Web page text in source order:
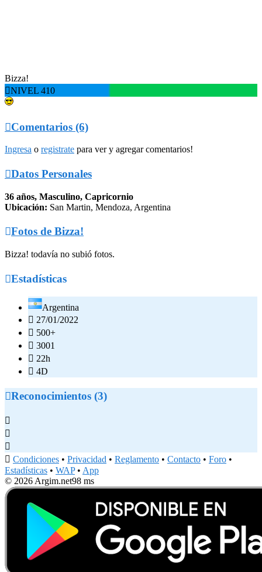
Bizza!
NIVEL 410
Comentarios (6)
Ingresa o registrate para ver y agregar comentarios!
Datos Personales
36 años, Masculino, Capricornio
Ubicación: San Martin, Mendoza, Argentina
Fotos de Bizza!
Bizza! todavía no subió fotos.
Estadísticas
Argentina
 27/01/2022
 500+
 3001
 22h
 4D
Reconocimientos (3)



 Condiciones • Privacidad • Reglamento • Contacto • Foro •
Estadísticas • WAP• App
© 2026 Argim.net98 ms